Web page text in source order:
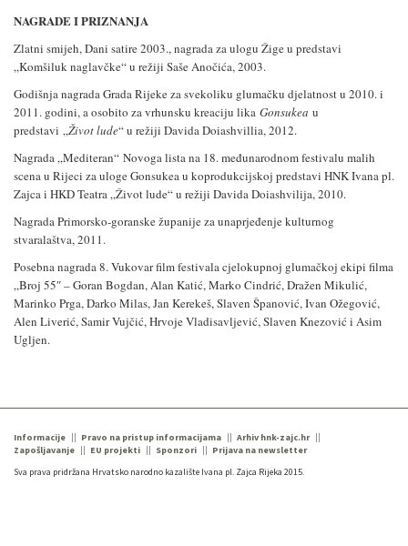
NAGRADE I PRIZNANJA
Zlatni smijeh, Dani satire 2003., nagrada za ulogu Žige u predstavi
„Komšiluk naglavčke“ u režiji Saše Anočića, 2003.
Godišnja nagrada Grada Rijekeza svekoliku glumačku djelatnost u 2010. i
2011. godini, a osobito za vrhunsku kreaciju lika Gonsukea u
predstavi „Život lude“ u režiji Davida Doiashvillia, 2012.
Nagrada „Mediteran“ Novoga lista na 18. međunarodnom festivalu malih
scena u Rijeci za uloge Gonsukea u koprodukcijskoj predstavi HNK Ivana pl.
Zajca i HKD Teatra „Život lude“u režiji Davida Doiashvilija, 2010.
Nagrada Primorsko-goranske županije za unaprjeđenje kulturnog
stvaralaštva, 2011.
Posebna nagrada 8. Vukovar film festivala cjelokupnoj glumačkoj ekipi filma
„Broj 55″ – Goran Bogdan, Alan Katić, Marko Cindrić, Dražen Mikulić,
Marinko Prga, Darko Milas, Jan Kerekeš, Slaven Španović, Ivan Ožegović,
Alen Liverić, Samir Vujčić, Hrvoje Vladisavljević, Slaven Knezović i Asim
Ugljen.
Informacije Pravo na pristup informacijama
Arhiv hnk-zajc.hr
Zapošljavanje
EU projekti Sponzori
Prijava na newsletter
Sva prava pridržana Hrvatsko narodno kazalište Ivana pl. Zajca Rijeka 2015.